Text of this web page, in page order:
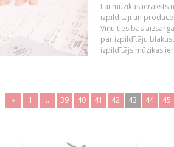
Lai mūzikas ieraksts
izpildītāji un
Viņu tiesības
par izpildītāju
izpildītājs mūzikas
« 1 .. 39 40 41 42 43 44 45